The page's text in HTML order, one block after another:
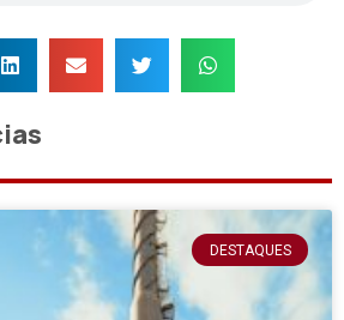
DESTAQUES